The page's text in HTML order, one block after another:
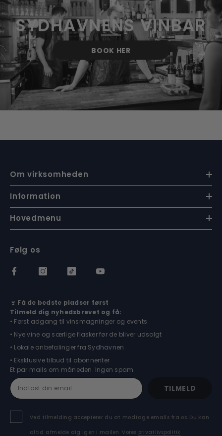
SYDHAVNENS VINBAR
BOOK HER
Om virksomheden
Information
Hovedmenu
Følg os
🍷 Få de bedste pladser først
Tilmeld dig nyhedsbrevet og få:
• Først adgang til vinsmagninger og events
• Nye vine og særlige flasker før de bliver udsolgt
• Lokale anbefalinger fra Sydhavnen
• Eksklusive tilbud til abonnenter
Et par mails om måneden. Ingen spam.
TILMELD
Ved tilmelding accepterer du at modtage emails fra os. Du kan
altid afmelde dig igen i mailen. Vores privatlivspolitik